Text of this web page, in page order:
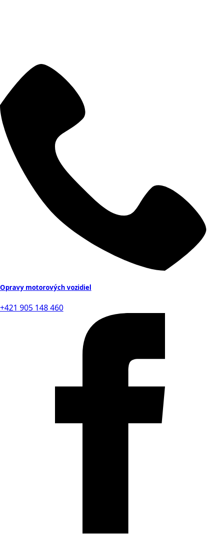
Opravy motorových vozidiel
+421 905 148 460